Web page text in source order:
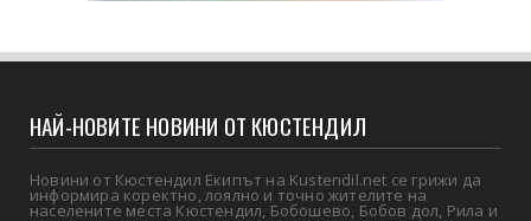
НАЙ-НОВИТЕ НОВИНИ ОТ КЮСТЕНДИЛ
Новини от Кюстендил Екипът на Kustendil.net се грижи да
информира коректно, лоялно и точно жителите на
населените места Кюстендил, Бобошево, Бобов дол, Рила и